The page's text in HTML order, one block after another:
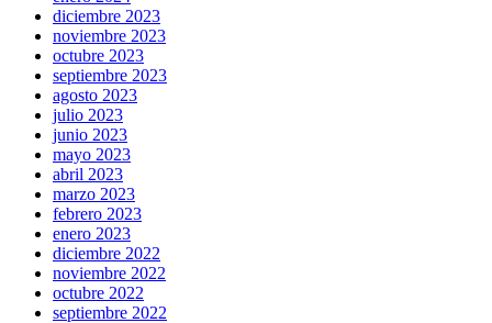
diciembre 2023
noviembre 2023
octubre 2023
septiembre 2023
agosto 2023
julio 2023
junio 2023
mayo 2023
abril 2023
marzo 2023
febrero 2023
enero 2023
diciembre 2022
noviembre 2022
octubre 2022
septiembre 2022